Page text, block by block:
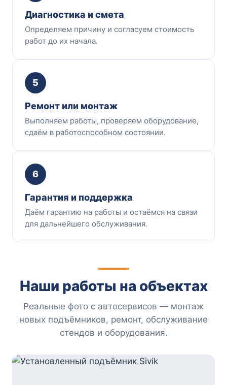
Диагностика и смета
Определяем причину и согласуем стоимость
работ до их начала.
5
Ремонт или монтаж
Выполняем работы, проверяем оборудование,
сдаём в работоспособном состоянии.
6
Гарантия и поддержка
Даём гарантию на работы и остаёмся на связи
для дальнейшего обслуживания.
Наши работы на объектах
Реальные фото с автосервисов — монтаж
новых подъёмников, ремонт, обслуживание
стендов и оборудования.